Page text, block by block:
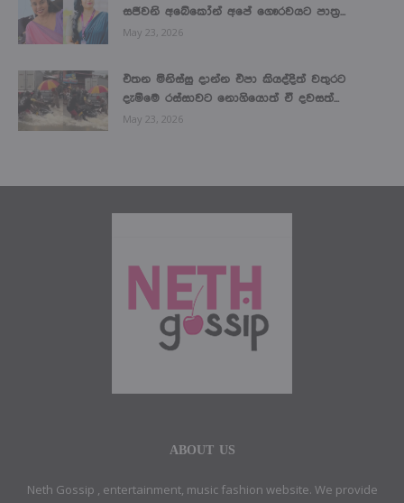
සජීවනි අබේකෝන් අපේ ගෞරවයට පාත්‍ර...
May 23, 2026
එතන මිනිස්සු දාන්න එපා කියද්දිත් වතුරට
දැම්මෙ රස්සාවට නොගියොත් ඒ දවසත්...
May 23, 2026
ABOUT US
Neth Gossip , entertainment, music fashion website. We provide